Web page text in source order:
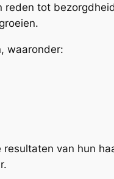
tot
waaronder:
van hun